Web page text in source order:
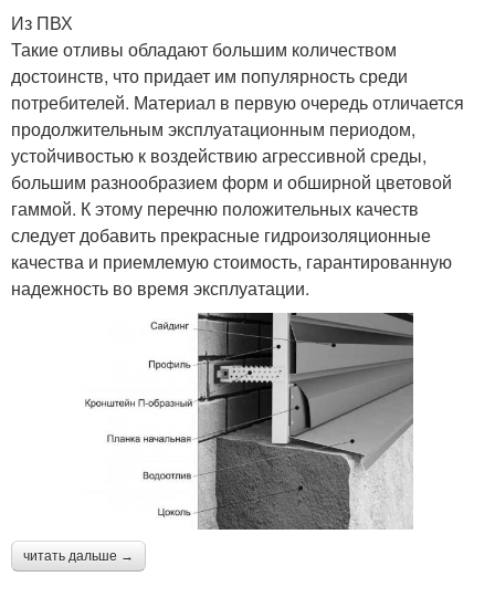
Из ПВХ
Такие отливы обладают большим количеством
достоинств, что придает им популярность среди
потребителей. Материал в первую очередь отличается
продолжительным эксплуатационным периодом,
устойчивостью к воздействию агрессивной среды,
большим разнообразием форм и обширной цветовой
гаммой. К этому перечню положительных качеств
следует добавить прекрасные гидроизоляционные
качества и приемлемую стоимость, гарантированную
надежность во время эксплуатации.
читать дальше →